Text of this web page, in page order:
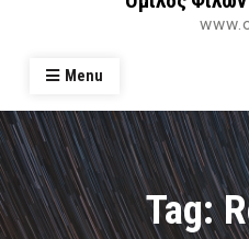
Menu
Tag: